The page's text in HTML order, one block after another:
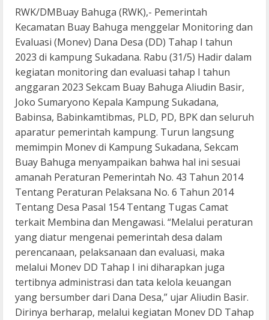
RWK/DMBuay Bahuga (RWK),- Pemerintah
Kecamatan Buay Bahuga menggelar Monitoring dan
Evaluasi (Monev) Dana Desa (DD) Tahap I tahun
2023 di kampung Sukadana. Rabu (31/5) Hadir dalam
kegiatan monitoring dan evaluasi tahap I tahun
anggaran 2023 Sekcam Buay Bahuga Aliudin Basir,
Joko Sumaryono Kepala Kampung Sukadana,
Babinsa, Babinkamtibmas, PLD, PD, BPK dan seluruh
aparatur pemerintah kampung. Turun langsung
memimpin Monev di Kampung Sukadana, Sekcam
Buay Bahuga menyampaikan bahwa hal ini sesuai
amanah Peraturan Pemerintah No. 43 Tahun 2014
Tentang Peraturan Pelaksana No. 6 Tahun 2014
Tentang Desa Pasal 154 Tentang Tugas Camat
terkait Membina dan Mengawasi. “Melalui peraturan
yang diatur mengenai pemerintah desa dalam
perencanaan, pelaksanaan dan evaluasi, maka
melalui Monev DD Tahap I ini diharapkan juga
tertibnya administrasi dan tata kelola keuangan
yang bersumber dari Dana Desa,” ujar Aliudin Basir.
Dirinya berharap, melalui kegiatan Monev DD Tahap